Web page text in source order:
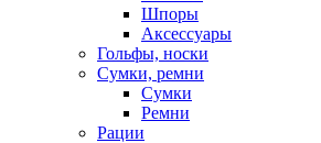
Шпоры
Аксессуары
Гольфы, носки
Сумки, ремни
Сумки
Ремни
Рации